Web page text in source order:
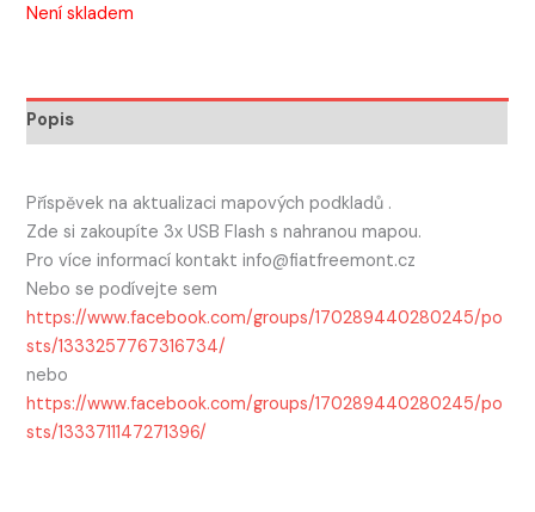
Není skladem
Popis
Příspěvek na aktualizaci mapových podkladů .
Zde si zakoupíte 3x USB Flash s nahranou mapou.
Pro více informací kontakt info@fiatfreemont.cz
Nebo se podívejte sem
https://www.facebook.com/groups/170289440280245/po
sts/1333257767316734/
nebo
https://www.facebook.com/groups/170289440280245/po
sts/1333711147271396/